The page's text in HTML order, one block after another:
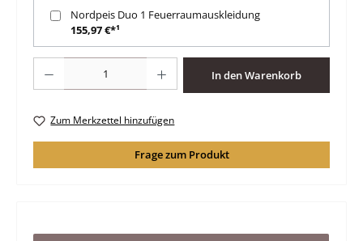
Nordpeis Duo 1 Feuerraumauskleidung
155,97 €*¹
In den Warenkorb
Zum Merkzettel hinzufügen
Frage zum Produkt